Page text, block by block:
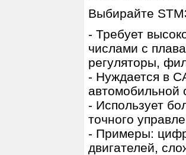
Выбирайте
- Требует
числами с
регуляторы,
- Нуждается в
автомобильной
- Использует
точного
- Примеры:
двигателей,